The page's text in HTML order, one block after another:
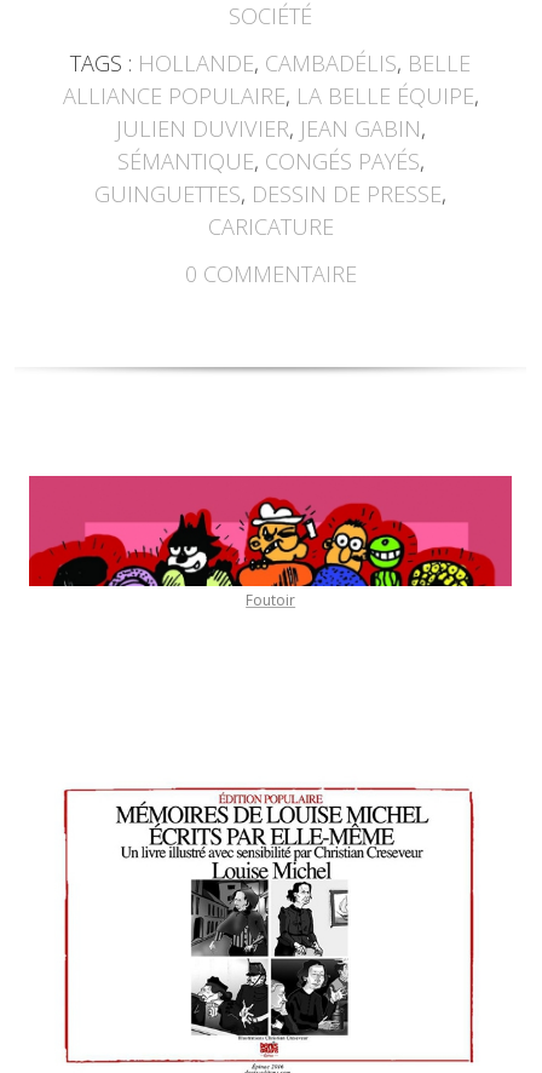
SOCIÉTÉ
TAGS : HOLLANDE, CAMBADÉLIS, BELLE
ALLIANCE POPULAIRE, LA BELLE ÉQUIPE,
JULIEN DUVIVIER, JEAN GABIN,
SÉMANTIQUE, CONGÉS PAYÉS,
GUINGUETTES, DESSIN DE PRESSE,
CARICATURE
0 COMMENTAIRE
Foutoir